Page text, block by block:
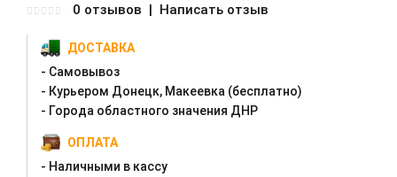
0 отзывов | Написать отзыв
ДОСТАВКА
- Самовывоз
- Курьером Донецк, Макеевка (бесплатно)
- Города областного значения ДНР
ОПЛАТА
- Наличными в кассу